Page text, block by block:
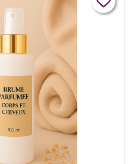
Femme Cadeau
Noël